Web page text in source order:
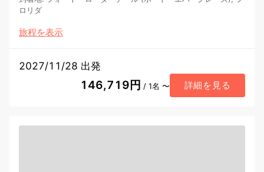
ロリダ
旅程を表示
2027/11/28 出発
146,719円 / 1名 〜 詳細を見る